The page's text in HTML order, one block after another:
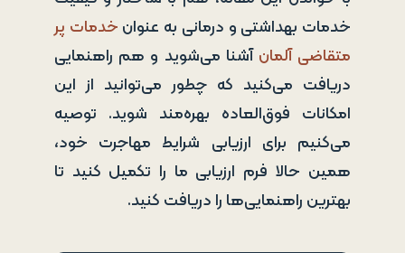
خدمات بهداشتی و درمانی به عنوان خدمات پر
متقاضی آلمان آشنا می‌شوید و هم راهنمایی
دریافت می‌کنید که چطور می‌توانید از این
امکانات فوق‌العاده بهره‌مند شوید. توصیه
می‌کنیم برای ارزیابی شرایط مهاجرت خود،
همین حالا فرم ارزیابی ما را تکمیل کنید تا
بهترین راهنمایی‌ها را دریافت کنید.